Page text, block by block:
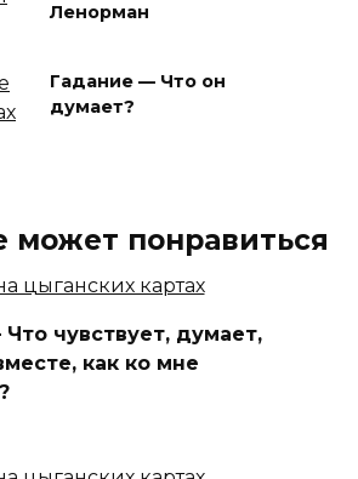
Ленорман
Гадание — Что он
думает?
может понравиться
чувствует, думает,
как ко мне